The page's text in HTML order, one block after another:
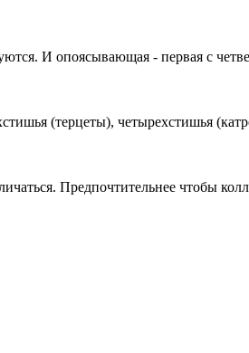
И опоясывающая - первая с
(терцеты), четырехстишья
Предпочтительнее чтобы